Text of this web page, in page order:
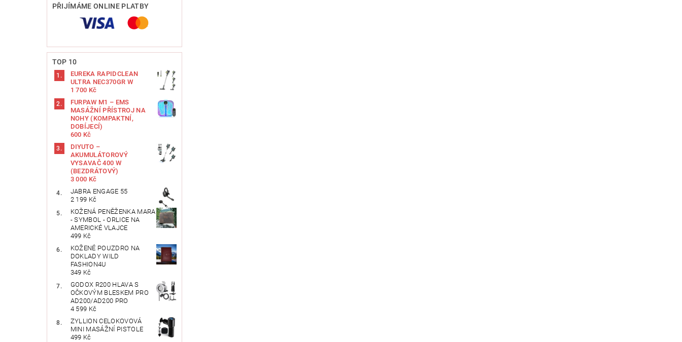
PŘIJÍMÁME ONLINE PLATBY
TOP 10
EUREKA RAPIDCLEAN
ULTRA NEC370GR W
1 700 Kč
FURPAW M1 – EMS
MASÁŽNÍ PŘÍSTROJ NA
NOHY (KOMPAKTNÍ,
DOBÍJECÍ)
600 Kč
DIYUTO –
AKUMULÁTOROVÝ
VYSAVAČ 400 W
(BEZDRÁTOVÝ)
3 000 Kč
JABRA ENGAGE 55
2 199 Kč
KOŽENÁ PENĚŽENKA MARA
- SYMBOL - ORLICE NA
AMERICKÉ VLAJCE
499 Kč
KOŽENÉ POUZDRO NA
DOKLADY WILD
FASHION4U
349 Kč
GODOX R200 HLAVA S
OČKOVÝM BLESKEM PRO
AD200/AD200 PRO
4 599 Kč
ZYLLION CELOKOVOVÁ
MINI MASÁŽNÍ PISTOLE
499 Kč